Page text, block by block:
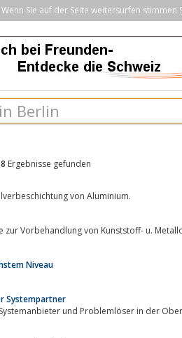
Sie auf der Seite weitersurfen stimmen
Ergebnisse gefunden
von Aluminium.
zur Vorbehandlung von Kunststoff- u.
Niveau
Systempartner
und Problemlöser in der